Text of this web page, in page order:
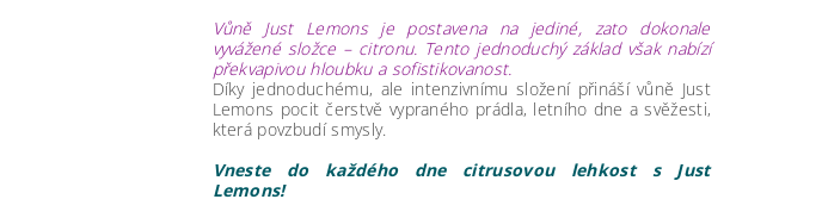
Vůně Just Lemons je postavena na jediné, zato dokonale
vyvážené složce – citronu. Tento jednoduchý základ však nabízí
překvapivou hloubku a sofistikovanost.
Díky jednoduchému, ale intenzivnímu složení přináší vůně Just
Lemons pocit čerstvě vypraného prádla, letního dne a svěžesti,
která povzbudí smysly.
Vneste do každého dne citrusovou lehkost s Just
Lemons!